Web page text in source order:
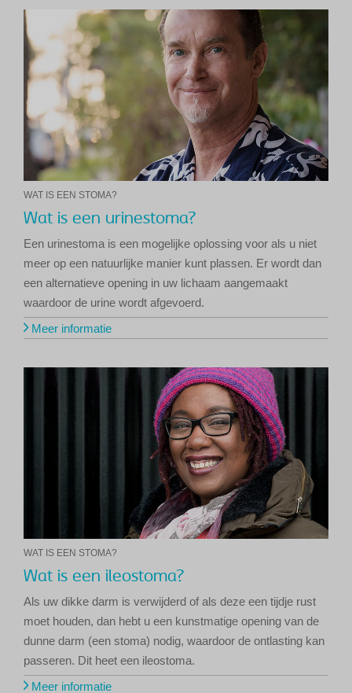
WAT IS EEN STOMA?
Wat is een urinestoma?
Een urinestoma is een mogelijke oplossing voor als u niet
meer op een natuurlijke manier kunt plassen. Er wordt dan
een ​​alternatieve opening in uw lichaam aangemaakt
waardoor de urine wordt afgevoerd.
Meer informatie
WAT IS EEN STOMA?
Wat is een ileostoma?
Als uw dikke darm is verwijderd of als deze een tijdje rust
moet houden, dan hebt u een kunstmatige opening van de
dunne darm (een stoma) nodig, waardoor de ontlasting kan
passeren. Dit heet een ileostoma.
Meer informatie